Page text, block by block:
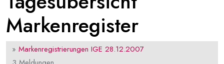
Markenregister
» Markenregistrierungen IGE 28.12.2007